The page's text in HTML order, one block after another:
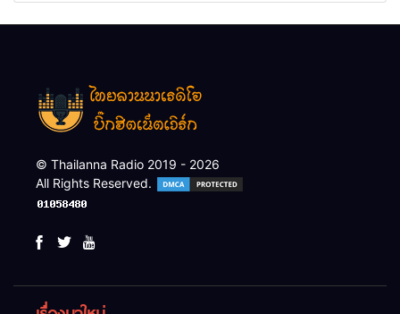
© Thailanna Radio 2019 - 2026
All Rights Reserved.